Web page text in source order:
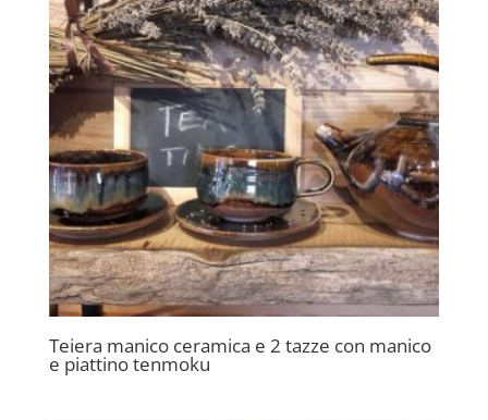
Teiera manico ceramica e 2 tazze con manico
e piattino tenmoku